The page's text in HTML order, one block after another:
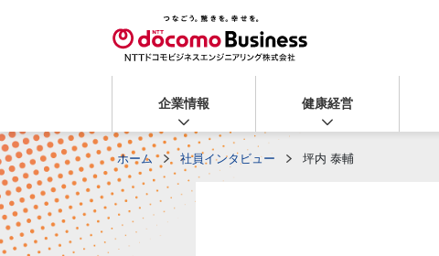
企業情報 健康経営
ホーム 社員インタビュー 坪内 泰輔